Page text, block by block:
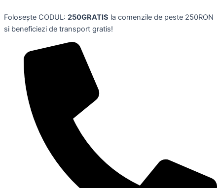
to
content
Folosește CODUL: 250GRATIS la comenzile de peste 250RON
si beneficiezi de transport gratis!
Lingura
cartofi
BRABANTIA
quantity